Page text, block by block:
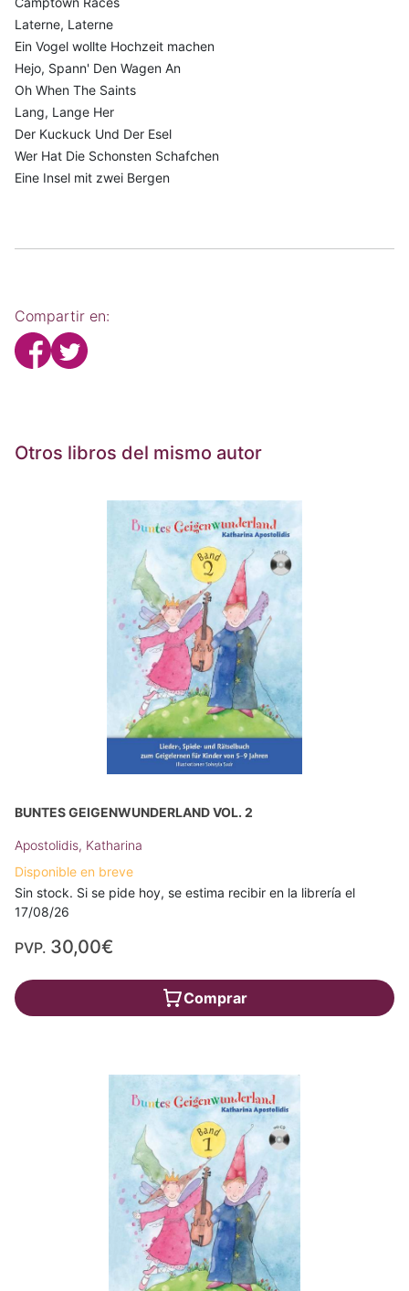
Laterne, Laterne
Ein Vogel wollte Hochzeit machen
Hejo, Spann' Den Wagen An
Oh When The Saints
Lang, Lange Her
Der Kuckuck Und Der Esel
Wer Hat Die Schonsten Schafchen
Eine Insel mit zwei Bergen
Compartir en:
Otros libros del mismo autor
BUNTES GEIGENWUNDERLAND VOL. 2
Apostolidis, Katharina
Disponible en breve
Sin stock. Si se pide hoy, se estima recibir en la librería el
17/08/26
PVP. 30,00€
Comprar